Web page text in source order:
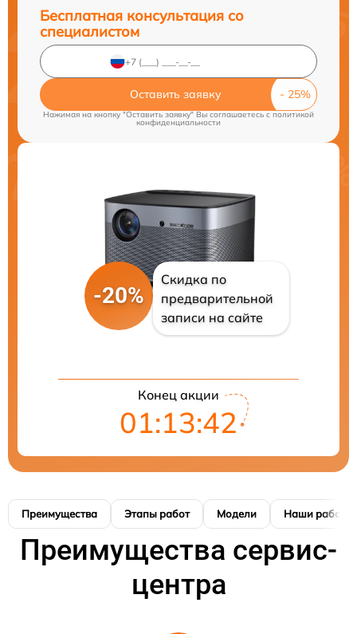
Бесплатная консультация со
специалистом
Оставить заявку
Нажимая на кнопку "Оставить заявку" Вы соглашаетесь cполитикой
конфиденциальности
-20%
Скидка по
предварительной
записи на сайте
Конец акции
01:13:41
Преимущества Этапы работ Модели Наши работы
Преимущества сервис-
центра